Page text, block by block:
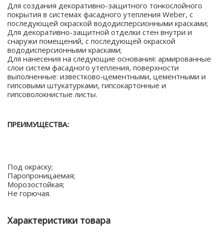
Для создания декоративно-защитного тонкослойного
покрытия в системах фасадного утепления Weber, с
последующей окраской вододисперсионными красками;
Для декоративно-защитной отделки стен внутри и
снаружи помещений, с последующей окраской
вододисперсионными красками;
Для нанесения на следующие основания: армированные
слои систем фасадного утепления, поверхности
выполненные: известково-цементными, цементными и
гипсовыми штукатурками, гипсокартонные и
гипсоволокнистые листы.
ПРЕИМУЩЕСТВА:
Под окраску;
Паропроницаемая;
Морозостойкая;
Не горючая.
Характеристики товара